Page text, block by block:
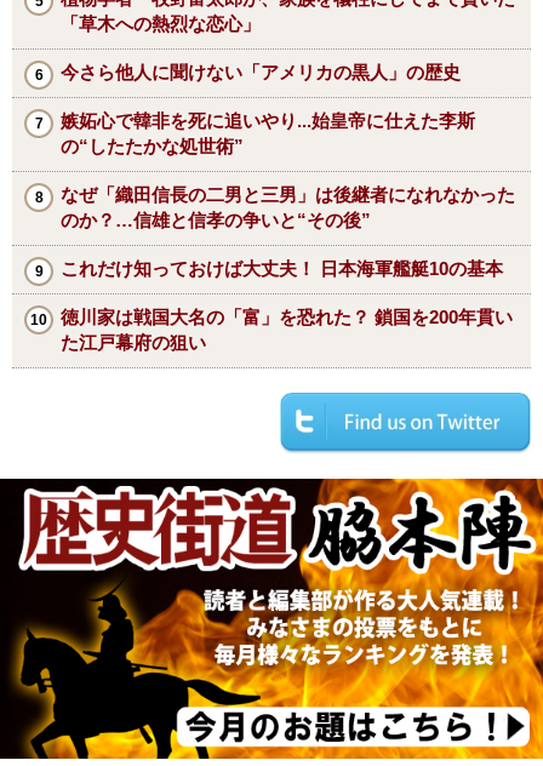
「草木への熱烈な恋心」
今さら他人に聞けない「アメリカの黒人」の歴史
嫉妬心で韓非を死に追いやり...始皇帝に仕えた李斯
の“したたかな処世術”
なぜ「織田信長の二男と三男」は後継者になれなかった
のか？…信雄と信孝の争いと“その後”
これだけ知っておけば大丈夫！ 日本海軍艦艇10の基本
徳川家は戦国大名の「富」を恐れた？ 鎖国を200年貫い
た江戸幕府の狙い